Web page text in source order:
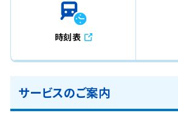
時刻表
サービスのご案内